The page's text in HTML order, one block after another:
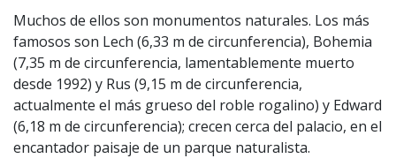
Muchos de ellos son monumentos naturales. Los más
famosos son Lech (6,33 m de circunferencia), Bohemia
(7,35 m de circunferencia, lamentablemente muerto
desde 1992) y Rus (9,15 m de circunferencia,
actualmente el más grueso del roble rogalino) y Edward
(6,18 m de circunferencia); crecen cerca del palacio, en el
encantador paisaje de un parque naturalista.